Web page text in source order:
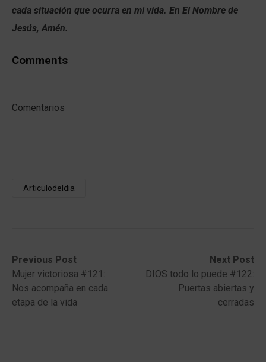
cada situación que ocurra en mi vida. En El Nombre de
Jesús, Amén.
Comments
Comentarios
Articulodeldia
Post
navigation
Previous Post
Previous
post:Mujer victoriosa #121:
Nos acompaña en cada
etapa de la vida
Next Post
Next
post:
DIOS todo lo puede #122:
Puertas abiertas y
cerradas